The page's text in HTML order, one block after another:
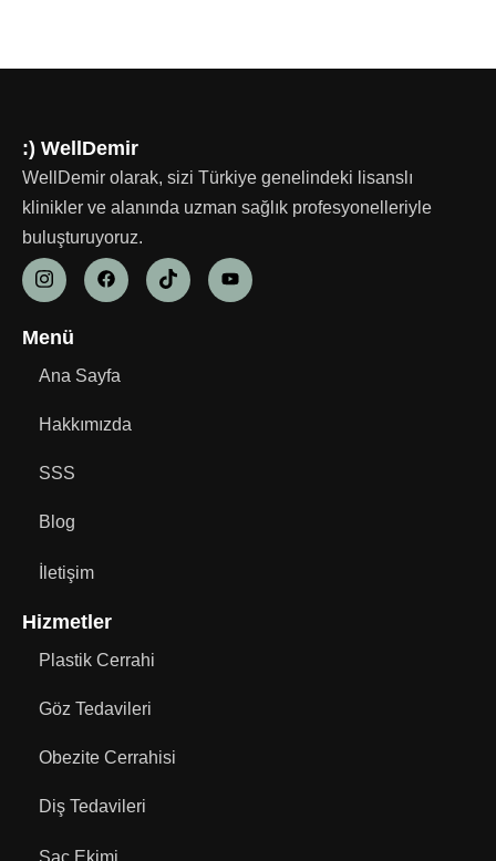
:) WellDemir
WellDemir olarak, sizi Türkiye genelindeki lisanslı
klinikler ve alanında uzman sağlık profesyonelleriyle
buluşturuyoruz.
Menü
Ana Sayfa
Hakkımızda
SSS
Blog
İletişim
Hizmetler
Plastik Cerrahi
Göz Tedavileri
Obezite Cerrahisi
Diş Tedavileri
Saç Ekimi